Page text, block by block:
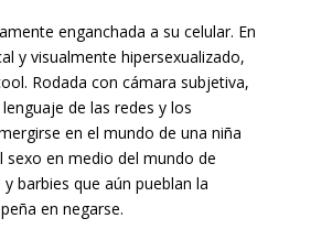
enganchada a su celular. En
y visualmente hipersexualizado,
Rodada con cámara subjetiva,
de las redes y los
en el mundo de una niña
sexo en medio del mundo de
barbies que aún pueblan la
en negarse.